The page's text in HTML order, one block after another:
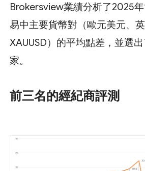
Brokersview業績分析了2025
易中主要貨幣對（歐元美元、
XAUUSD）的平均點差，並選
家。
前三名的經紀商評測